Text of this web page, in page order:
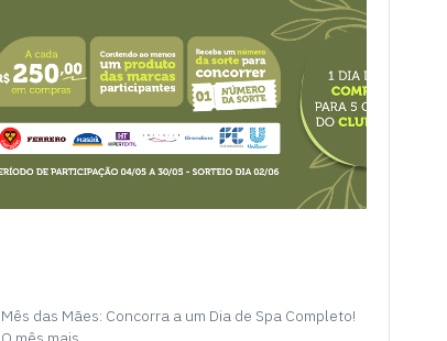
Mês das Mães: Concorra a um Dia de Spa Completo!